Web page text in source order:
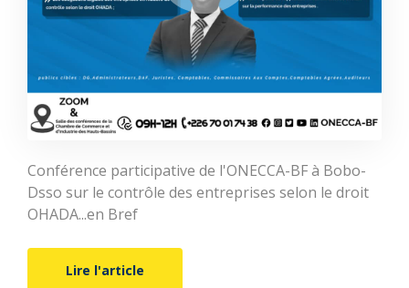
Conférence participative de l'ONECCA-BF à Bobo-
Dsso sur le contrôle des entreprises selon le droit
OHADA...en Bref
Lire l'article